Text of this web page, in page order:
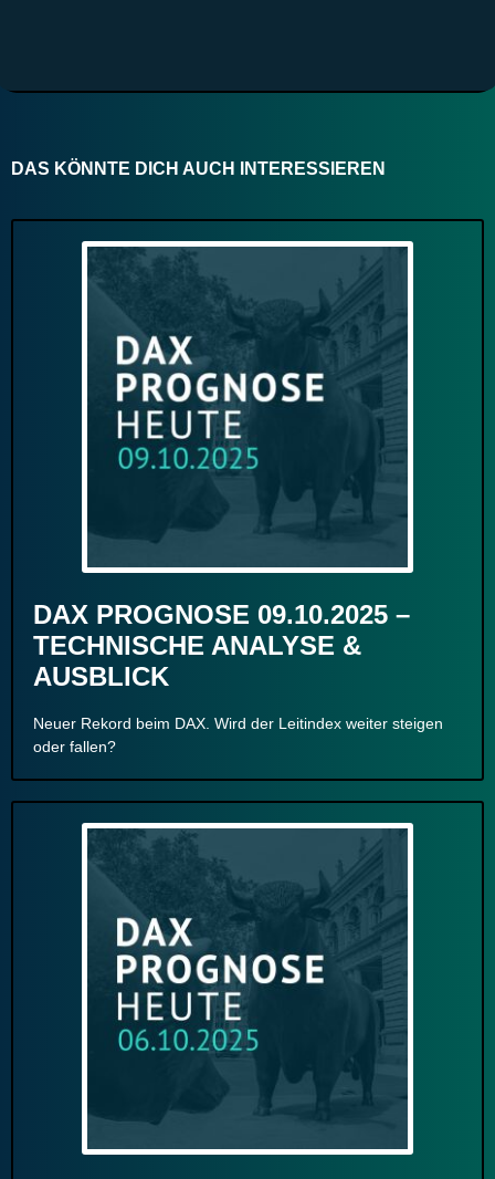
DAS KÖNNTE DICH AUCH INTERESSIEREN
DAX PROGNOSE 09.10.2025 –
TECHNISCHE ANALYSE &
AUSBLICK
Neuer Rekord beim DAX. Wird der Leitindex weiter steigen
oder fallen?